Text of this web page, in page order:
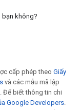
bạn không?
cấp phép theo Giấy
và các mẫu mã lập
. Để biết thông tin chi
Google Developers.